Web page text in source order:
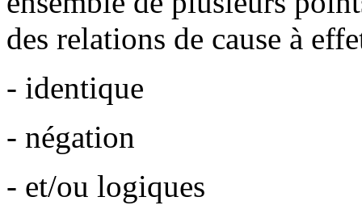
des relations de cause à
- identique
- négation
- et/ou logiques